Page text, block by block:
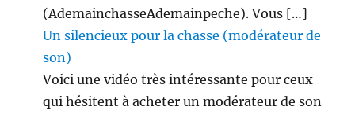
(AdemainchasseAdemainpeche). Vous […]
Un silencieux pour la chasse (modérateur de
son)
Voici une vidéo très intéressante pour ceux
qui hésitent à acheter un modérateur de son